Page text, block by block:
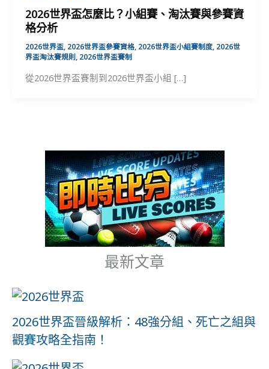
2026世界盃怎麼比？小組賽、淘汰賽與參賽資
格分析
2026世界盃, 2026世界盃參賽資格, 2026世界盃小組賽制度, 2026世
界盃淘汰賽規則, 2026世界盃賽制
從2026世界盃賽制到2026世界盃小組 […]
最新文章
2026世界盃晉級解析：48強分組、死亡之組與
觀賽攻略全指南！